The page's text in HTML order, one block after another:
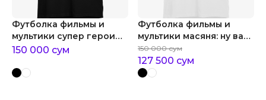
Футболка фильмы и
мультики супер герои
marvel
150 000 сум
Футболка фильмы и
мультики масяня: ну вас
на фиг
150 000 сум
127 500 сум